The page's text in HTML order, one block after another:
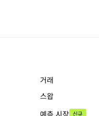
거래
스왑
예측 시장 신규